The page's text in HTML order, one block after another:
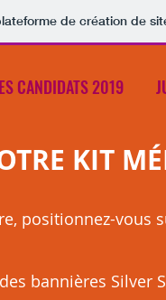
de création de
CANDIDATS 2019
KIT
positionnez-
bannières Silver